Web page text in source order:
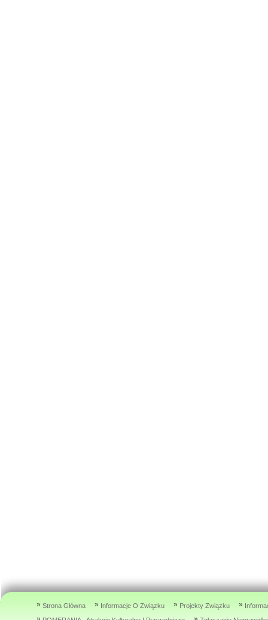
» Strona Główna » Informacje O Związku » Projekty Związku »